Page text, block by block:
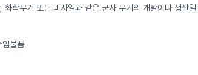
학무기 또는 미사일과 같은 군사 무기의 개발이나 생산일
입물품